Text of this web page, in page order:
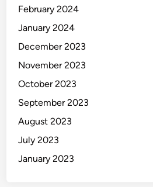
February 2024
January 2024
December 2023
November 2023
October 2023
September 2023
August 2023
July 2023
January 2023